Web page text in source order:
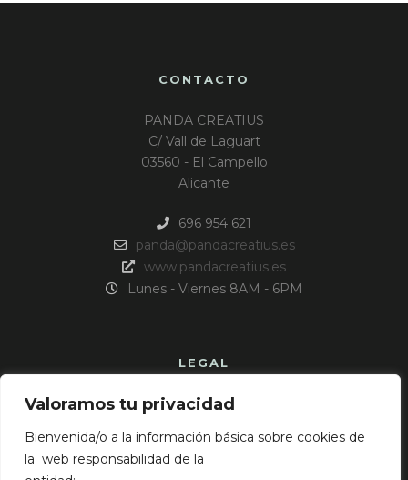
Valoramos tu privacidad
Bienvenida/o a la información básica sobre cookies de
la web responsabilidad de la
CONTACTO
PANDA CREATIUS
C/ Vall de Laguart
03560 - El Campello
Alicante
696 954 621
panda@pandacreatius.es
www.pandacreatius.es
Lunes - Viernes 8AM - 6PM
LEGAL
Aviso Legal
Política de privacidad